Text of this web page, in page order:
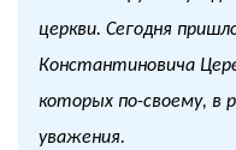
церкви. Сегодня
Константиновича
которых по-своему, в
уважения.